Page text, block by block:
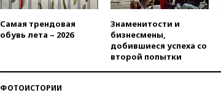
Самая трендовая
обувь лета – 2026
Знаменитости и
бизнесмены,
добившиеся успеха со
второй попытки
ФОТОИСТОРИИ